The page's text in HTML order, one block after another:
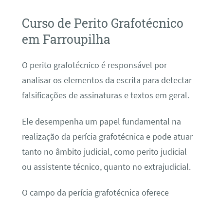
Curso de Perito Grafotécnico
em Farroupilha
O perito grafotécnico é responsável por
analisar os elementos da escrita para detectar
falsificações de assinaturas e textos em geral.
Ele desempenha um papel fundamental na
realização da perícia grafotécnica e pode atuar
tanto no âmbito judicial, como perito judicial
ou assistente técnico, quanto no extrajudicial.
O campo da perícia grafotécnica oferece